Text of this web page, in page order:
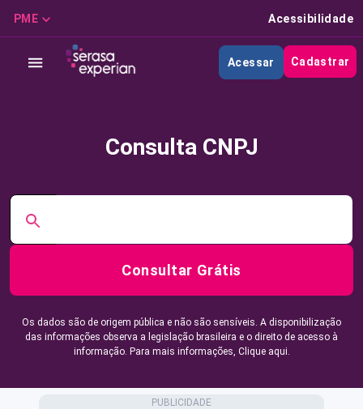
PME Acessibilidade
Acessar Cadastrar
Consulta CNPJ
Consultar Grátis
Os dados são de origem pública e não são sensíveis. A disponibilização
das informações observa a legislação brasileira e o direito de acesso à
informação. Para mais informações, Clique aqui.